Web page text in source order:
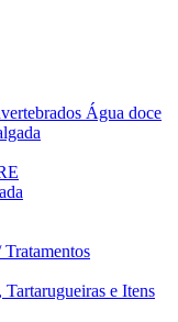
Água doce
e Itens